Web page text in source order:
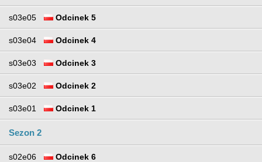
s03e05 Odcinek 5
s03e04 Odcinek 4
s03e03 Odcinek 3
s03e02 Odcinek 2
s03e01 Odcinek 1
Sezon 2
s02e06 Odcinek 6